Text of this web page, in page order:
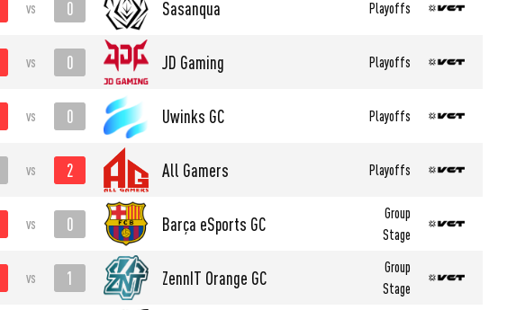
vs 0 Sasanqua Playoffs
vs 0 JD Gaming Playoffs
vs 0 Uwinks GC Playoffs
vs 2 All Gamers Playoffs
vs 0 Barça eSports GC
Group
Stage
vs 1 ZennIT Orange GC
Group
Stage